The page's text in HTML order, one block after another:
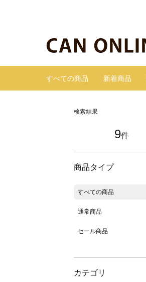
すべての商品 新着商品
検索結果
9件
商品タイプ
すべての商品
通常商品
セール商品
カテゴリ